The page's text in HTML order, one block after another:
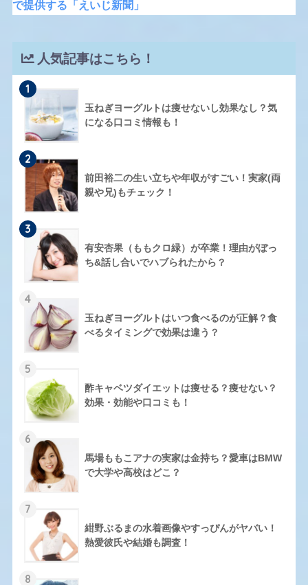
で提供する「えいじ新聞」
人気記事はこちら！
1
玉ねぎヨーグルトは痩せないし効果なし？気
になる口コミ情報も！
2
前田裕二の生い立ちや年収がすごい！実家(両
親や兄)もチェック！
3
有安杏果（ももクロ緑）が卒業！理由がぼっ
ち&話し合いでハブられたから？
4
玉ねぎヨーグルトはいつ食べるのが正解？食
べるタイミングで効果は違う？
5
酢キャベツダイエットは痩せる？痩せない？
効果・効能や口コミも！
6
馬場ももこアナの実家は金持ち？愛車はBMW
で大学や高校はどこ？
7
紺野ぶるまの水着画像やすっぴんがヤバい！
熱愛彼氏や結婚も調査！
8